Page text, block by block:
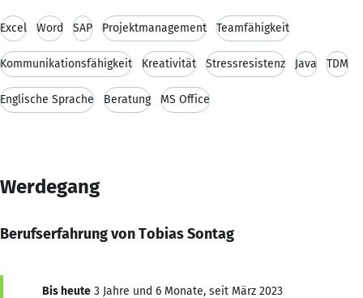
Excel Word SAP Projektmanagement Teamfähigkeit
Kommunikationsfähigkeit Kreativität Stressresistenz Java TDM
Englische Sprache Beratung MS Office
Werdegang
Berufserfahrung von Tobias Sontag
Bis heute 3 Jahre und 6 Monate, seit März 2023